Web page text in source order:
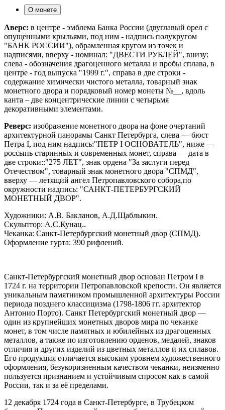
О монете
Аверс: в центре - эмблема Банка России (двуглавый орел с
опущенными крыльями, под ним - надпись полукругом
"БАНК РОССИИ"), обрамленная кругом из точек и
надписями, вверху - номинал: "ДВЕСТИ РУБЛЕЙ", внизу:
слева - обозначения драгоценного металла и пробы сплава, в
центре - год выпуска "1999 г.", справа в две строки -
содержание химически чистого металла, товарный знак
монетного двора и порядковый номер монеты №__, вдоль
канта – две концентрические линии с четырьмя
декоративными элементами.
Реверс: изображение монетного двора на фоне очертаний
архитектурной панорамы Санкт Петербурга, слева — бюст
Петра I, под ним надпись:"ПЕТР I ОСНОВАТЕЛЬ", ниже —
россыпь старинных и современных монет, справа — дата в
две строки::"275 ЛЕТ", знак ордена "За заслуги перед
Отечеством", товарный знак монетного двора "СПМД",
вверху — летящий ангел Петропавловского собора,по
окружности надпись: "САНКТ-ПЕТЕРБУРГСКИЙ
МОНЕТНЫЙ ДВОР".
Художники: А.В. Бакланов, А.Д.Щаблыкин.
Скульптор: А.С.Кунац..
Чеканка: Санкт-Петербургский монетный двор (СПМД).
Оформление гурта: 390 рифлений.
Санкт-Петербургский монетный двор основан Петром I в
1724 г. на территории Петропавловской крепости. Он является
уникальным памятником промышленной архитектуры России
периода позднего классицизма (1798-1806 гг. архитектор
Антонио Порто). Санкт Петербургский монетный двор —
один из крупнейших монетных дворов мира по чеканке
монет, в том числе памятных и юбилейных из драгоценных
металлов, а также по изготовлению орденов, медалей, знаков
отличия и других изделий из цветных металлов и их сплавов.
Его продукция отличается высоким уровнем художественного
оформления, безукоризненным качеством чеканки, неизменно
пользуется признанием и устойчивым спросом как в самой
России, так и за её пределами.
12 декабря 1724 года в Санкт-Петербурге, в Трубецком